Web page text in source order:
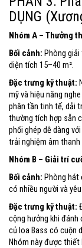
DỤNG
Nhóm A – Thưởng
Bối cảnh: Phòng
diện tích 15–40 m².
Đặc trưng kỹ thuật:
mỹ và hiệu năng
phân tần tinh tế, dải
thường tích hợp sẵn
phối ghép dễ dàng
trải nghiệm âm
Nhóm B – Giải trí
Bối cảnh: Phòng hát
có nhiều người và
Đặc trưng kỹ thuật:
cộng hưởng khi
củ loa Bass có cuộn
Nhóm này được thiết